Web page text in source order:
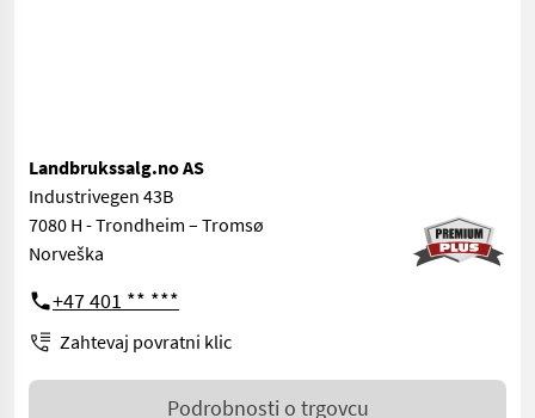
Landbrukssalg.no AS
Industrivegen 43B
7080 H - Trondheim – Tromsø
Norveška
+47 401 ** ***
Zahtevaj povratni klic
Podrobnosti o trgovcu